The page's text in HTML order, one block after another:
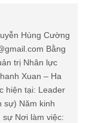
Hùng Cường
Bằng
trị Nhân lực
Xuan – Ha
hiện tại: Leader
sự) Năm kinh
sự Nơi làm việc: